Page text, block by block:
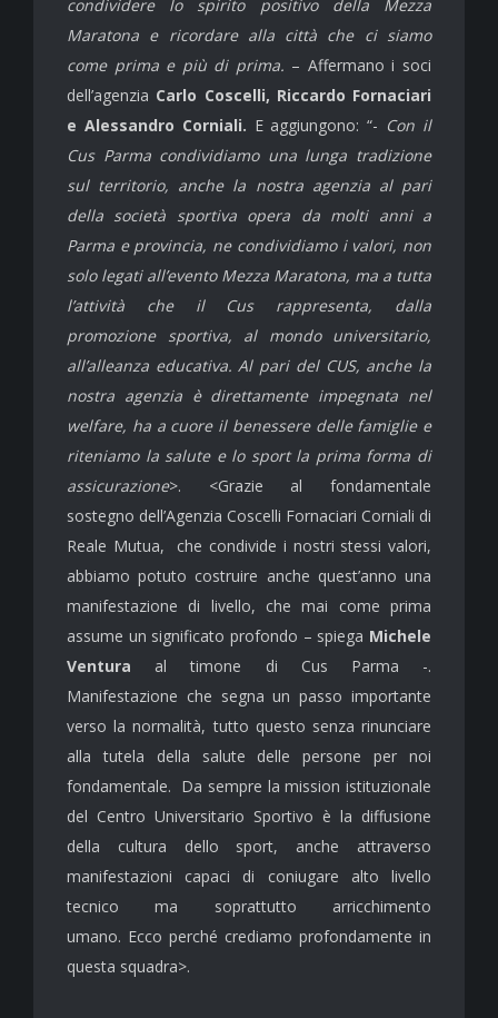
condividere lo spirito positivo della Mezza
Maratona e ricordare alla città che ci siamo
come prima e più di prima. – Affermano i soci
dell’agenzia Carlo Coscelli, Riccardo Fornaciari
e Alessandro Corniali. E aggiungono: “- Con il
Cus Parma condividiamo una lunga tradizione
sul territorio, anche la nostra agenzia al pari
della società sportiva opera da molti anni a
Parma e provincia, ne condividiamo i valori, non
solo legati all’evento Mezza Maratona, ma a tutta
l’attività che il Cus rappresenta, dalla
promozione sportiva, al mondo universitario,
all’alleanza educativa. Al pari del CUS, anche la
nostra agenzia è direttamente impegnata nel
welfare, ha a cuore il benessere delle famiglie e
riteniamo la salute e lo sport la prima forma di
assicurazione>. <Grazie al fondamentale
sostegno dell’Agenzia Coscelli Fornaciari Corniali di
Reale Mutua, che condivide i nostri stessi valori,
abbiamo potuto costruire anche quest’anno una
manifestazione di livello, che mai come prima
assume un significato profondo – spiega Michele
Ventura al timone di Cus Parma -.
Manifestazione che segna un passo importante
verso la normalità, tutto questo senza rinunciare
alla tutela della salute delle persone per noi
fondamentale. Da sempre la mission istituzionale
del Centro Universitario Sportivo è la diffusione
della cultura dello sport, anche attraverso
manifestazioni capaci di coniugare alto livello
tecnico ma soprattutto arricchimento
umano. Ecco perché crediamo profondamente in
questa squadra>.